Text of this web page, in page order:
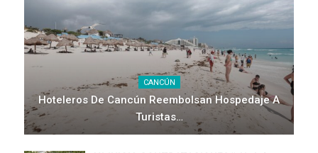
CANCÚN
Hoteleros De Cancún Reembolsan Hospedaje A
Turistas…